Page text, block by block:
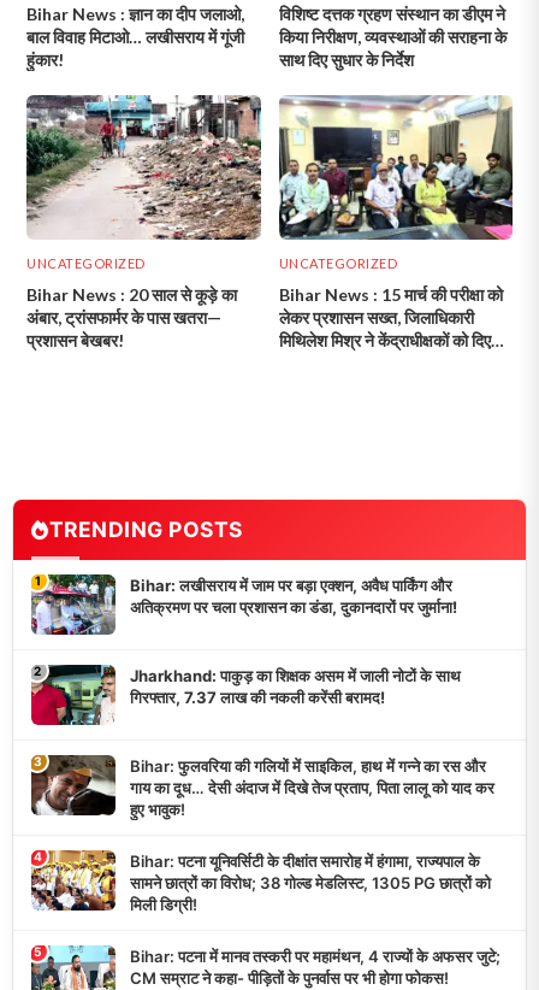
Bihar News : ज्ञान का दीप जलाओ,
बाल विवाह मिटाओ… लखीसराय में गूंजी
हुंकार!
विशिष्ट दत्तक ग्रहण संस्थान का डीएम ने
किया निरीक्षण, व्यवस्थाओं की सराहना के
साथ दिए सुधार के निर्देश
UNCATEGORIZED
Bihar News : 20 साल से कूड़े का
अंबार, ट्रांसफार्मर के पास खतरा—
प्रशासन बेखबर!
UNCATEGORIZED
Bihar News : 15 मार्च की परीक्षा को
लेकर प्रशासन सख्त, जिलाधिकारी
मिथिलेश मिश्र ने केंद्राधीक्षकों को दिए
TRENDING POSTS
1
Bihar: लखीसराय में जाम पर बड़ा एक्शन, अवैध पार्किंग और
अतिक्रमण पर चला प्रशासन का डंडा, दुकानदारों पर जुर्माना!
2
Jharkhand: पाकुड़ का शिक्षक असम में जाली नोटों के साथ
गिरफ्तार, 7.37 लाख की नकली करेंसी बरामद!
3
Bihar: फुलवरिया की गलियों में साइकिल, हाथ में गन्ने का रस और
गाय का दूध… देसी अंदाज में दिखे तेज प्रताप, पिता लालू को याद कर
हुए भावुक!
4
Bihar: पटना यूनिवर्सिटी के दीक्षांत समारोह में हंगामा, राज्यपाल के
सामने छात्रों का विरोध; 38 गोल्ड मेडलिस्ट, 1305 PG छात्रों को
मिली डिग्री!
5
Bihar: पटना में मानव तस्करी पर महामंथन, 4 राज्यों के अफसर जुटे;
CM सम्राट ने कहा- पीड़ितों के पुनर्वास पर भी होगा फोकस!